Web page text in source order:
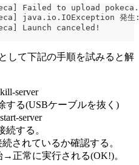
Failed to upload
java.io.IOException 発
Launch canceled!
して下記の手順を試みると解
server
する(USBケーブルを抜く)
server
続する。
されているか確認する。
正常に実行される(OK!)。